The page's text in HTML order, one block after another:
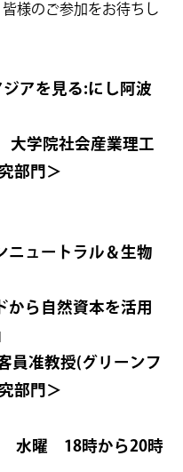
様のご参加をお待ちし
アを見る:にし阿波
学院社会産業理工
部門＞
ニュートラル＆生物
自然資本を活用
授(グリーンフ
部門＞
水曜 18時から20時